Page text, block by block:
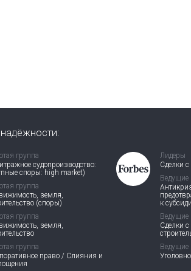
группа
судопроизводство:
споры: high market)
группа
земля,
(споры)
группа
земля,
группа
право / Слияния и
Лидеры
Сделки
к
Сделки